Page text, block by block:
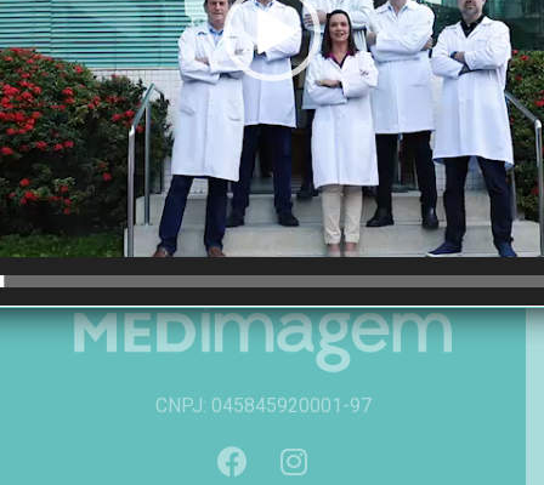
Voltar para a página anterior
CNPJ: 045845920001-97